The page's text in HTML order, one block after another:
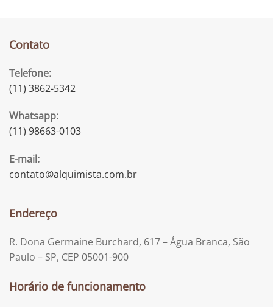
Contato
Telefone:
(11) 3862-5342
Whatsapp:
(11) 98663-0103
E-mail:
contato@alquimista.com.br
Endereço
R. Dona Germaine Burchard, 617 – Água Branca, São
Paulo – SP, CEP 05001-900
Horário de funcionamento